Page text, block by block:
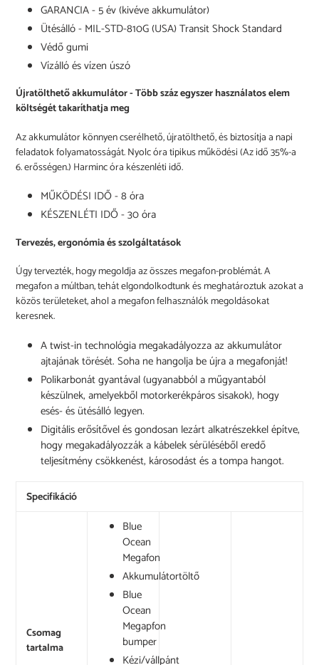
GARANCIA - 5 év (kivéve akkumulátor)
Ütésálló - MIL-STD-810G (USA) Transit Shock Standard
Védő gumi
Vízálló és vízen úszó
Újratölthető akkumulátor - Több száz egyszer használatos elem
költségét takaríthatja meg
Az akkumulátor könnyen cserélhető, újratölthető, és biztosítja a napi
feladatok folyamatosságát. Nyolc óra tipikus működési (Az idő 35%-a
6. erősségen.) Harminc óra készenléti idő.
MŰKÖDÉSI IDŐ - 8 óra
KÉSZENLÉTI IDŐ - 30 óra
Tervezés, ergonómia és szolgáltatások
Úgy tervezték, hogy megoldja az összes megafon-problémát. A
megafon a múltban, tehát elgondolkodtunk és meghatároztuk azokat a
közös területeket, ahol a megafon felhasználók megoldásokat
keresnek.
A twist-in technológia megakadályozza az akkumulátor
ajtajának törését. Soha ne hangolja be újra a megafonját!
Polikarbonát gyantával (ugyanabból a műgyantaból
készülnek, amelyekből motorkerékpáros sisakok), hogy
esés- és ütésálló legyen.
Digitális erősítővel és gondosan lezárt alkatrészekkel építve,
hogy megakadályozzák a kábelek sérüléséből eredő
teljesítmény csökkenést, károsodást és a tompa hangot.
Specifikáció
Csomag
tartalma
Blue
Ocean
Megafon
Akkumulátortöltő
Blue
Ocean
Megapfon
bumper
Kézi/vállpánt